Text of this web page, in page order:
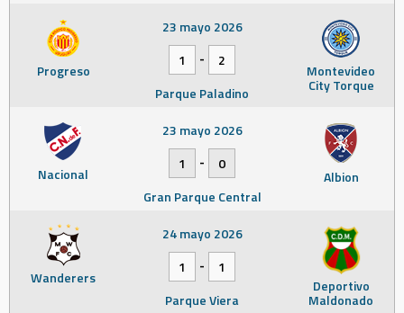
Progreso Montevideo
City Torque
23 mayo 2026
1
-
2
Parque Paladino
Nacional Albion
23 mayo 2026
1
-
0
Gran Parque Central
Wanderers Deportivo
Maldonado
24 mayo 2026
1
-
1
Parque Viera